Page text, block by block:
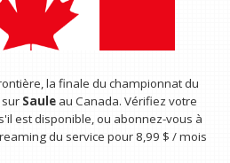
la finale du championnat du
Saule au Canada. Vérifiez votre
est disponible, ou abonnez-vous à
du service pour 8,99 $ / mois